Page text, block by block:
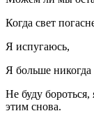
Когда свет
Я испугаюсь,
Я больше никогда
Не буду
этим снова.